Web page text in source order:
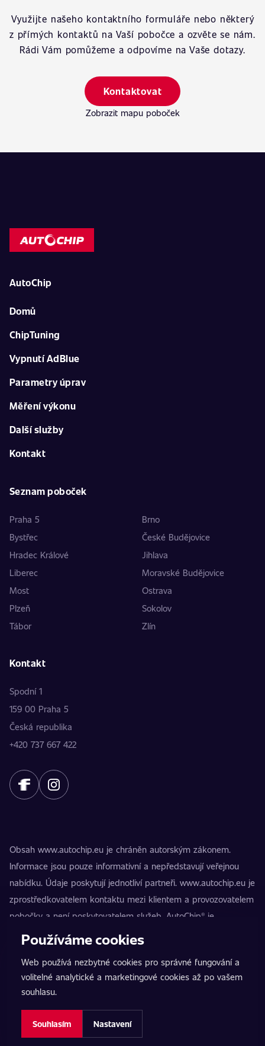
Využijte našeho kontaktního formuláře nebo některý
z přímých kontaktů na Vaší pobočce a ozvěte se nám.
Rádi Vám pomůžeme a odpovíme na Vaše dotazy.
Kontaktovat
Zobrazit mapu poboček
AutoChip
Domů
ChipTuning
Vypnutí AdBlue
Parametry úprav
Měření výkonu
Další služby
Kontakt
Seznam poboček
Praha 5
Brno
Bystřec
České Budějovice
Hradec Králové
Jihlava
Liberec
Moravské Budějovice
Most
Ostrava
Plzeň
Sokolov
Tábor
Zlín
Kontakt
Spodní 1
159 00 Praha 5
Česká republika
+420 737 667 422
Obsah www.autochip.eu je chráněn autorským zákonem.
Informace jsou pouze informativní a nepředstavují veřejnou
nabídku. Údaje poskytují jednotliví partneři. www.autochip.eu je
zprostředkovatelem kontaktu mezi klientem a provozovatelem
pobočky a není poskytovatelem služeb. AutoChip® je
registrovaná ochranná známka Petra Kučery. Úpravy, které
nezpůsobilosti vozidla k provozu na pozemních komunikacích.
Přesné informace poskytuje vždy konkrétní provozovatel
pobočky.
Nastavení cookies
Používáme cookies
Web používá nezbytné cookies pro správné fungování a
volitelné analytické a marketingové cookies až po vašem
souhlasu.
Souhlasím Nastavení